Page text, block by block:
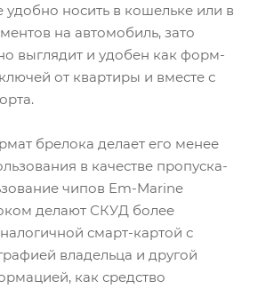
удобно носить в кошельке или в
на автомобиль, зато
выглядит и удобен как форм-
от квартиры и вместе с
брелока делает его менее
в качестве пропуска-
чипов Em-Marine
делают СКУД более
смарт-картой с
владельца и другой
как средство